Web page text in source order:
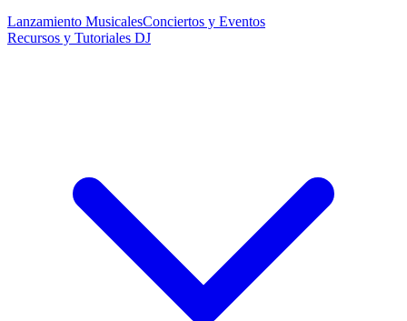
Lanzamiento MusicalesConciertos y Eventos
Recursos y Tutoriales DJ